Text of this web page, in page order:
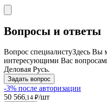
Вопросы и ответы
Вопрос специалистуЗдесь Вы
интересующими Вас
Деловая Русь.
Задать вопрос
-3% после авторизации
50 566 ,14 ₽/шт